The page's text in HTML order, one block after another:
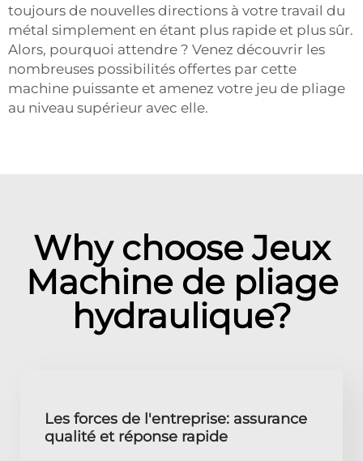
toujours de nouvelles directions à votre travail du
métal simplement en étant plus rapide et plus sûr.
Alors, pourquoi attendre ? Venez découvrir les
nombreuses possibilités offertes par cette
machine puissante et amenez votre jeu de pliage
au niveau supérieur avec elle.
Why choose Jeux
Machine de pliage
hydraulique?
Les forces de l'entreprise: assurance
qualité et réponse rapide